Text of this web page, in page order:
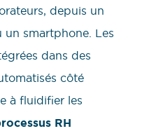
depuis un
smartphone. Les
dans des
côté
à fluidifier les
RH